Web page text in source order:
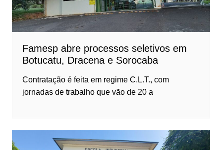
Famesp abre processos seletivos em
Botucatu, Dracena e Sorocaba
Contratação é feita em regime C.L.T., com
jornadas de trabalho que vão de 20 a